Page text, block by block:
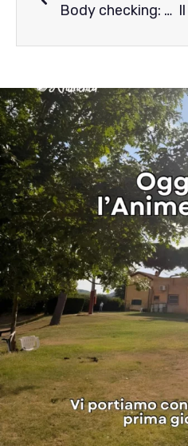
Body checking: di cosa si tratta e come impatta la nostra salute mentale?